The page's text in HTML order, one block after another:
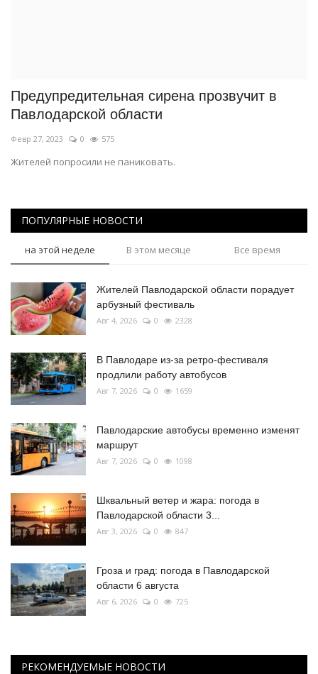
Предупредительная сирена прозвучит в
Павлодарской области
Февр 27, 2023 0 575
Жителей попросили не паниковать.
ПОПУЛЯРНЫЕ НОВОСТИ
на этой неделе В этом месяце Все время
Жителей Павлодарской области порадует
арбузный фестиваль
Авг 4, 2026 0 2328
В Павлодаре из-за ретро-фестиваля
продлили работу автобусов
Авг 7, 2026 0 1659
Павлодарские автобусы временно изменят
маршрут
Авг 7, 2026 0 1098
Шквальный ветер и жара: погода в
Павлодарской области 3...
Авг 3, 2026 0 847
Гроза и град: погода в Павлодарской
области 6 августа
Авг 6, 2026 0 725
РЕКОМЕНДУЕМЫЕ НОВОСТИ